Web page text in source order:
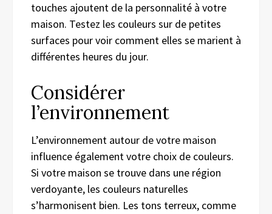
touches ajoutent de la personnalité à votre
maison. Testez les couleurs sur de petites
surfaces pour voir comment elles se marient à
différentes heures du jour.
Considérer
l’environnement
L’environnement autour de votre maison
influence également votre choix de couleurs.
Si votre maison se trouve dans une région
verdoyante, les couleurs naturelles
s’harmonisent bien. Les tons terreux, comme